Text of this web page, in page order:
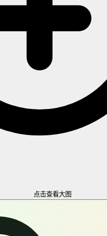
点击查看大图